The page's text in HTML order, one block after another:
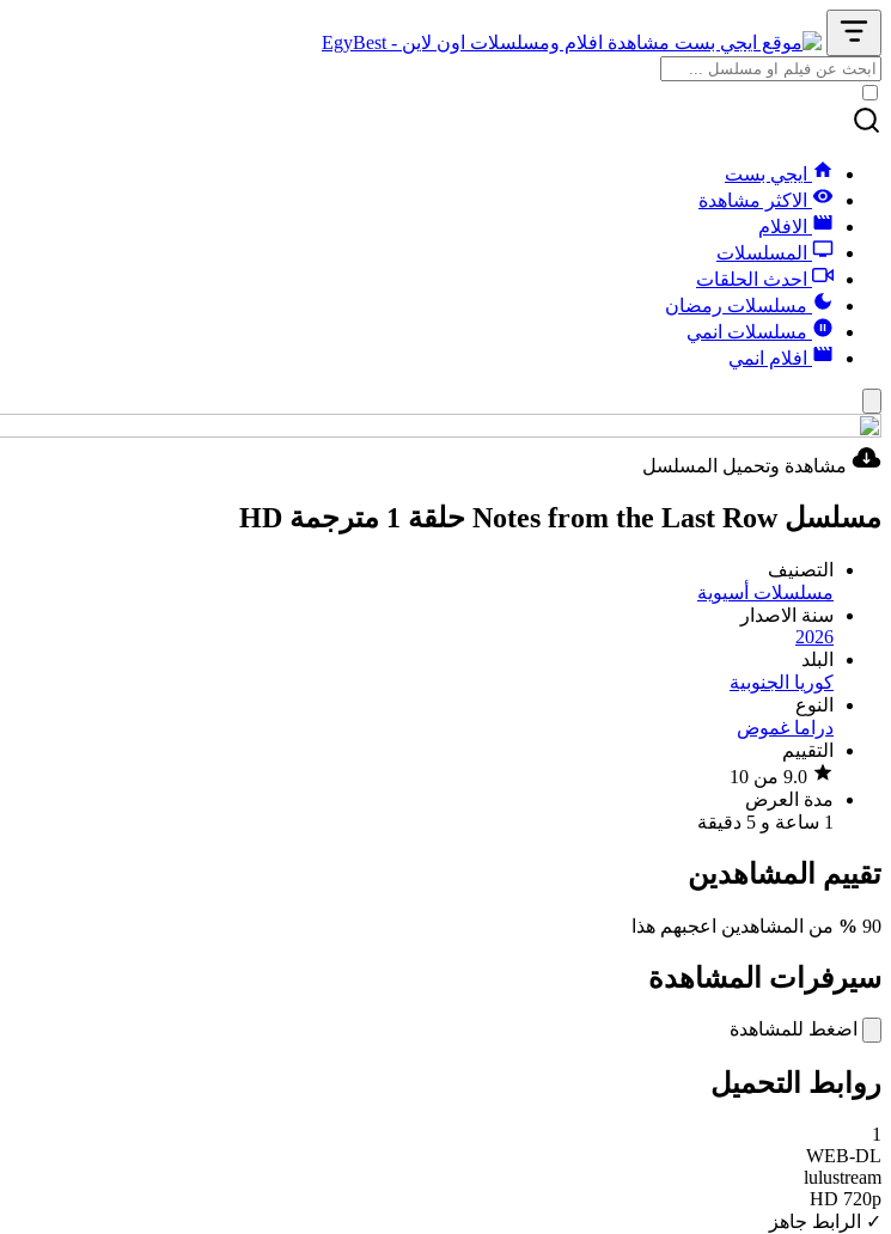
ايجي بست
الاكثر مشاهدة
الافلام
المسلسلات
احدث الحلقات
مسلسلات رمضان
مسلسلات انمي
افلام انمي
مشاهدة وتحميل المسلسل
مسلسل Notes from the Last Row حلقة 1 مترجمة HD
التصنيف
مسلسلات أسيوية
سنة الاصدار
2026
البلد
كوريا الجنوبية
النوع
دراما غموض
التقييم
مدة العرض
1 ساعة و 5 دقيقة
تقييم المشاهدين
90
% من المشاهدين اعجبهم هذا
سيرفرات المشاهدة
اضغط للمشاهدة
روابط التحميل
1
WEB-DL
lulustream
HD 720p
✓ الرابط جاهز